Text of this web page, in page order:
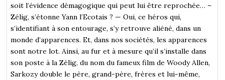
soit l’évidence démagogique qui peut lui être reprochée… –
Zélig, s’étonne Yann l’Ecotais ? — Oui, ce héros qui,
s’identifiant à son entourage, s’y retrouve aliéné, dans un
monde d’apparences. Et, dans nos sociétés, les apparences
sont notre lot. Ainsi, au fur et à mesure qu’il s’installe dans
son poste à la Zélig, du nom du fameux film de Woody Allen,
Sarkozy double le père, grand-père, frères et lui-même,